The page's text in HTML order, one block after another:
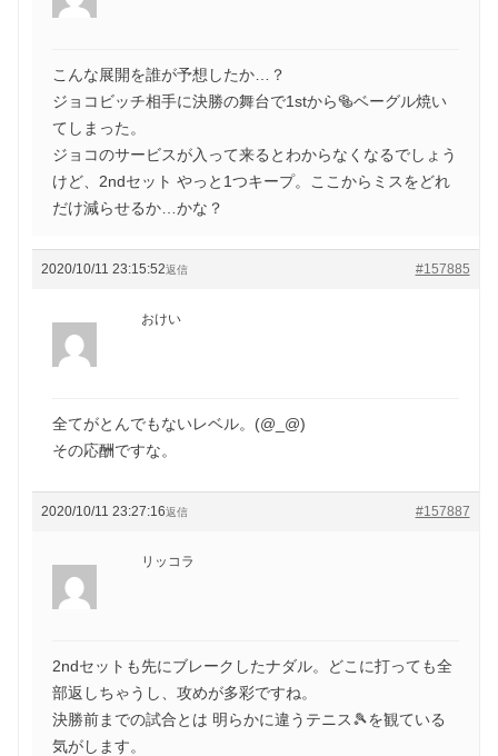
こんな展開を誰が予想したか…？
ジョコビッチ相手に決勝の舞台で1stから🥯ベーグル焼い
てしまった。
ジョコのサービスが入って来るとわからなくなるでしょう
けど、2ndセット やっと1つキープ。ここからミスをどれ
だけ減らせるか…かな？
2020/10/11 23:15:52 #157885
返信
おけい
全てがとんでもないレベル。(@_@)
その応酬ですな。
2020/10/11 23:27:16 #157887
返信
リッコラ
2ndセットも先にブレークしたナダル。どこに打っても全
部返しちゃうし、攻めが多彩ですね。
決勝前までの試合とは 明らかに違うテニス🎾を観ている
気がします。